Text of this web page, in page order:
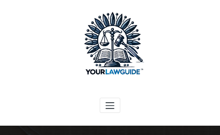
המדריך המשפטי שלך